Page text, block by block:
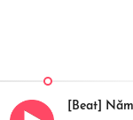
[Beat]